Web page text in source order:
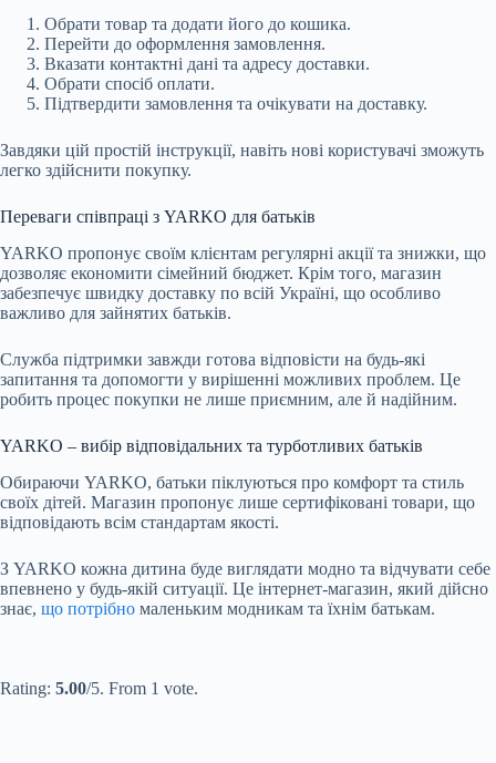
Обрати товар та додати його до кошика.
Перейти до оформлення замовлення.
Вказати контактні дані та адресу доставки.
Обрати спосіб оплати.
Підтвердити замовлення та очікувати на доставку.
Завдяки цій простій інструкції, навіть нові користувачі зможуть
легко здійснити покупку.
Переваги співпраці з YARKO для батьків
YARKO пропонує своїм клієнтам регулярні акції та знижки, що
дозволяє економити сімейний бюджет. Крім того, магазин
забезпечує швидку доставку по всій Україні, що особливо
важливо для зайнятих батьків.
Служба підтримки завжди готова відповісти на будь-які
запитання та допомогти у вирішенні можливих проблем. Це
робить процес покупки не лише приємним, але й надійним.
YARKO – вибір відповідальних та турботливих батьків
Обираючи YARKO, батьки піклуються про комфорт та стиль
своїх дітей. Магазин пропонує лише сертифіковані товари, що
відповідають всім стандартам якості.
З YARKO кожна дитина буде виглядати модно та відчувати себе
впевнено у будь-якій ситуації. Це інтернет-магазин, який дійсно
знає, що потрібно маленьким модникам та їхнім батькам.
Rating: 5.00/5. From 1 vote.